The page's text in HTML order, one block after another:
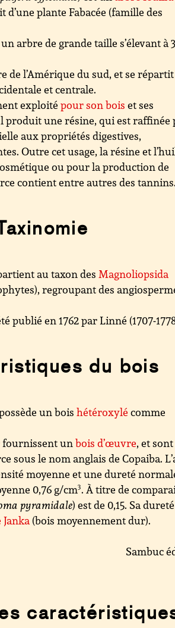
d’une plante Fabacée (famille des
arbre de grande taille s’élevant à
de l’Amérique du sud, et se répartit
et centrale.
exploitépour son bois et ses
produit une résine, qui est raffinée
aux propriétés digestives,
Outre cet usage, la résine et
ou pour la production de
contient entre autres des tannins.
au taxon des Magnoliopsida
regroupant des
publié en 1762 par Linné (1707-
du bois
un boishétéroxylé comme
fournissent unbois d’œuvre, et sont
sous le nom anglais de Copaiba.
moyenne et une dureté
0,76 g/cm3. À titre de
pyramidale) est de 0,15. Sa
Janka (bois moyennement dur).
Sambuc